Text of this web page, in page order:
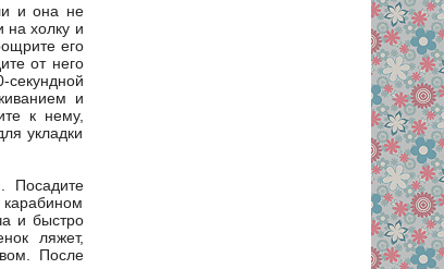
и она не
на холку и
его
от него
и
к нему,
укладки
Посадите
и быстро
ляжет,
После